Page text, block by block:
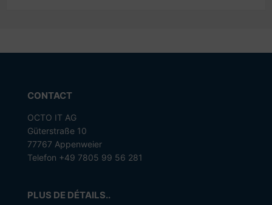
CONTACT
OCTO IT AG
Güterstraße 10
77767 Appenweier
Telefon +49 7805 99 56 281
PLUS DE DÉTAILS..